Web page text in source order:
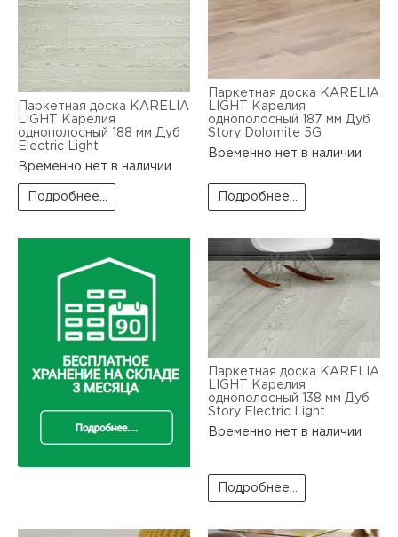
Паркетная доска KARELIA
LIGHT Карелия
однополосный 188 мм Дуб
Electric Light
Временно нет в наличии
Подробнее...
Паркетная доска KARELIA
LIGHT Карелия
однополосный 187 мм Дуб
Story Dolomite 5G
Временно нет в наличии
Подробнее...
Паркетная доска KARELIA
LIGHT Карелия
однополосный 138 мм Дуб
Story Electric Light
Временно нет в наличии
Подробнее...